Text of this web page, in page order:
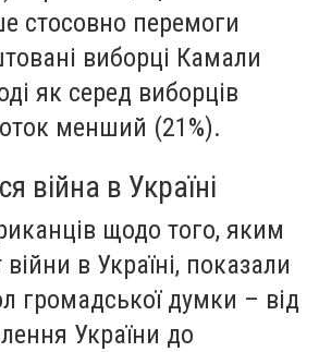
стосовно перемоги
виборці Камали
як серед виборців
менший (21%).
війна в Україні
щодо того, яким
війни в Україні, показали
громадської думки – від
України до